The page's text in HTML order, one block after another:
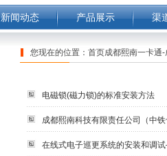
新闻动态 产品展示 渠
电磁锁(磁力锁)的标准安装方法
成都熙南科技有限责任公司（中
在线式电子巡更系统的安装和调
您现在的位置： 首页成都熙南一卡通